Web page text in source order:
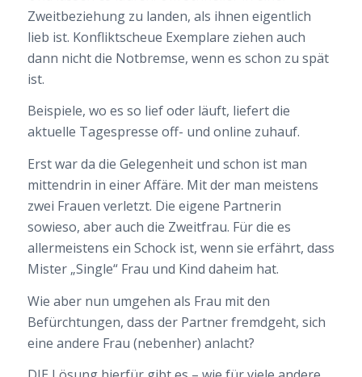
Zweitbeziehung zu landen, als ihnen eigentlich
lieb ist. Konfliktscheue Exemplare ziehen auch
dann nicht die Notbremse, wenn es schon zu spät
ist.
Beispiele, wo es so lief oder läuft, liefert die
aktuelle Tagespresse off- und online zuhauf.
Erst war da die Gelegenheit und schon ist man
mittendrin in einer Affäre. Mit der man meistens
zwei Frauen verletzt. Die eigene Partnerin
sowieso, aber auch die Zweitfrau. Für die es
allermeistens ein Schock ist, wenn sie erfährt, dass
Mister „Single“ Frau und Kind daheim hat.
Wie aber nun umgehen als Frau mit den
Befürchtungen, dass der Partner fremdgeht, sich
eine andere Frau (nebenher) anlacht?